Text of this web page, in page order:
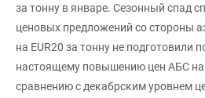
за тонну в январе. Сезонный спад
ценовых предложений со стороны
на EUR20 за тонну не подготовили
настоящему повышению цен АБС на
сравнению с декабрским уровнем